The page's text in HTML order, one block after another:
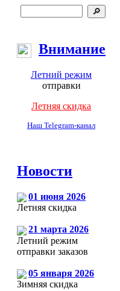
Внимание
Летний режим
отправки
Летняя скидка
Наш Telegram-канал
Новости
01 июня 2026
Летняя скидка
21 марта 2026
Летний режим
отправки заказов
05 января 2026
Зимняя скидка